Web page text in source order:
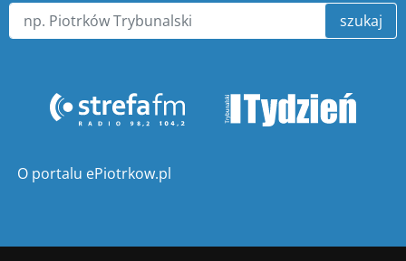
szukaj
O portalu ePiotrkow.pl